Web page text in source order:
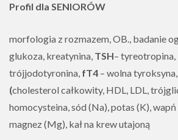
Profil dla SENIORÓW
morfologia z rozmazem, OB., badanie
glukoza, kreatynina, TSH– tyreotropina,
trójjodotyronina, fT4 – wolna tyroksyna,
(cholesterol całkowity, HDL, LDL,
homocysteina, sód (Na), potas (K),
magnez (Mg), kał na krew utajoną